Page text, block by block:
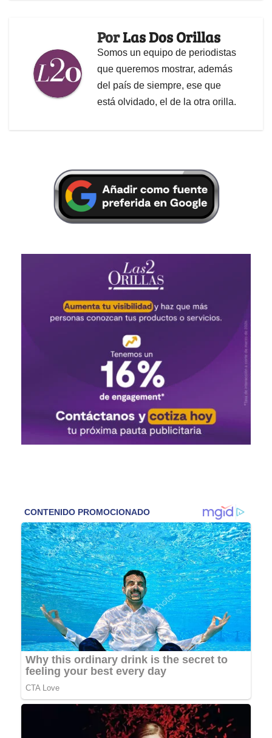
PorLas Dos Orillas
Somos un equipo de periodistas
que queremos mostrar, además
del país de siempre, ese que
está olvidado, el de la otra orilla.